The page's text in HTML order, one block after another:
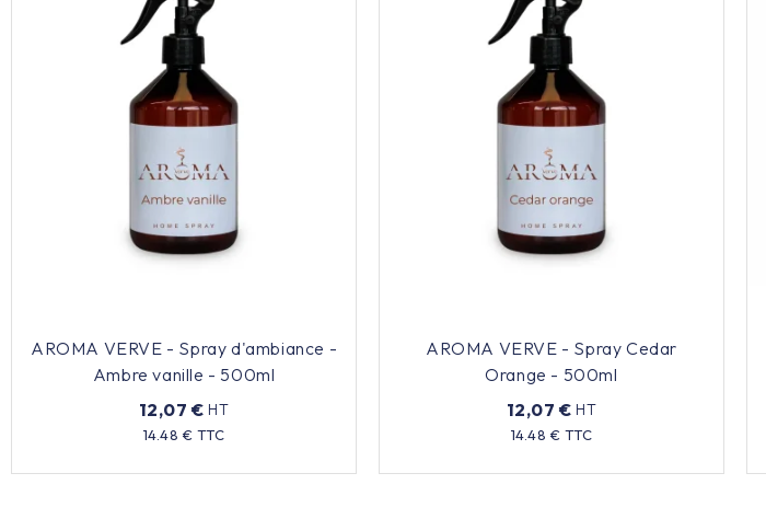
AROMA VERVE - Spray d'ambiance -
Ambre vanille - 500ml
12,07 € HT
14.48 € TTC
Prix
AROMA VERVE - Spray Cedar
Orange - 500ml
12,07 € HT
14.48 € TTC
Prix